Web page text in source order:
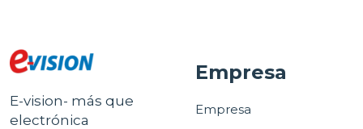
E-vision- más que
electrónica
Empresa
Empresa